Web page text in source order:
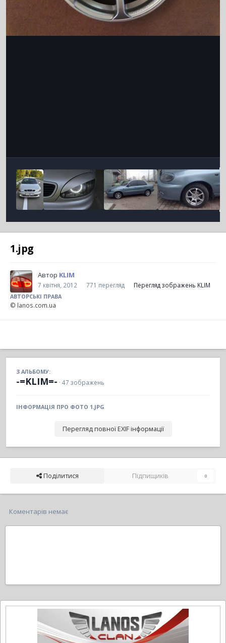
1.jpg
Автор KLIM
7 квітня, 2012 771 перегляд Перегляд зображень KLIM
АВТОРСЬКІ ПРАВА
© lanos.com.ua
З АЛЬБОМУ:
-=KLIM=- · 47 зображень
ІНФОРМАЦІЯ ПРО ФОТО 1.JPG
Перегляд повної EXIF інформації
Поділитися Підпищиків 0
Коментарів немає